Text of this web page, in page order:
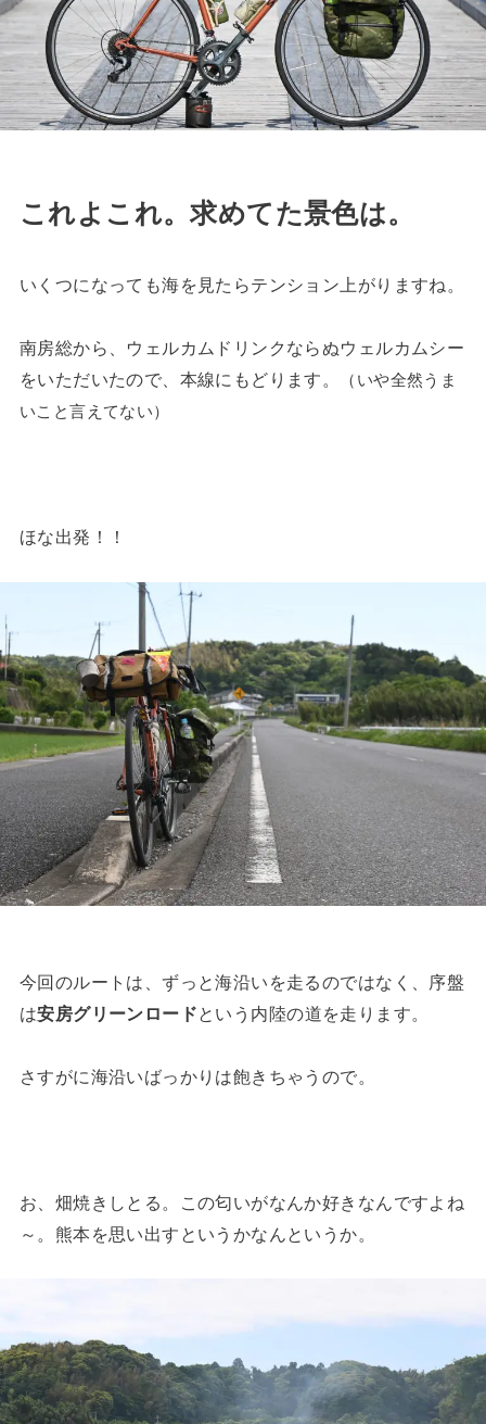
これよこれ。求めてた景色は。
いくつになっても海を見たらテンション上がりますね。
南房総から、ウェルカムドリンクならぬウェルカムシー
をいただいたので、本線にもどります。
（いや全然うま
いこと言えてない）
ほな出発！！
今回のルートは、ずっと海沿いを走るのではなく、序盤
は安房グリーンロードという内陸の道を走ります。
さすがに海沿いばっかりは飽きちゃうので。
お、畑焼きしとる。この匂いがなんか好きなんですよね
～。熊本を思い出すというかなんというか。